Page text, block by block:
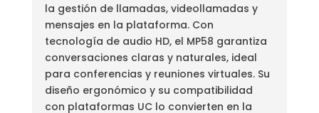
la gestión de llamadas, videollamadas y
mensajes en la plataforma. Con
tecnología de audio HD, el MP58 garantiza
conversaciones claras y naturales, ideal
para conferencias y reuniones virtuales. Su
diseño ergonómico y su compatibilidad
con plataformas UC lo convierten en la